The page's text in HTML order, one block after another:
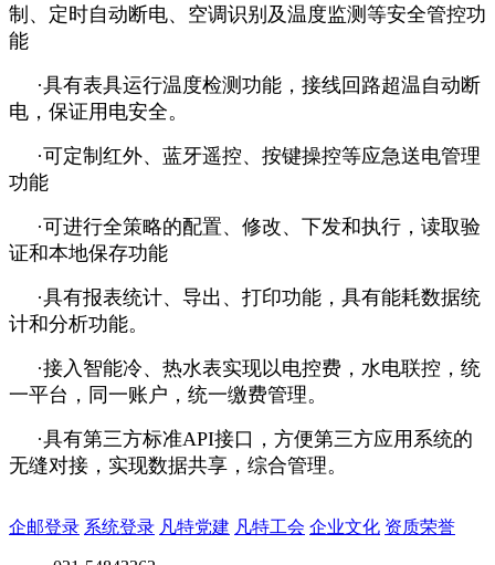
制、定时自动断电、空调识别及温度监测等安全管控功
能
·具有表具运行温度检测功能，接线回路超温自动断
电，保证用电安全。
·可定制红外、蓝牙遥控、按键操控等应急送电管理
功能
·可进行全策略的配置、修改、下发和执行，读取验
证和本地保存功能
·具有报表统计、导出、打印功能，具有能耗数据统
计和分析功能。
·接入智能冷、热水表实现以电控费，水电联控，统
一平台，同一账户，统一缴费管理。
·具有第三方标准API接口，方便第三方应用系统的
无缝对接，实现数据共享，综合管理。
企邮登录 系统登录 凡特党建 凡特工会 企业文化 资质荣誉